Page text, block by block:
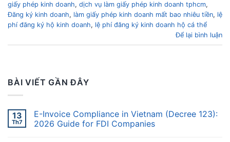
giấy phép kinh doanh, dịch vụ làm giấy phép kinh doanh tphcm,
Đăng ký kinh doanh, làm giấy phép kinh doanh mất bao nhiêu tiền, lệ
phí đăng ký hộ kinh doanh, lệ phí đăng ký kinh doanh hộ cá thể
Để lại bình luận
BÀI VIẾT GẦN ĐÂY
13
Th7
E-Invoice Compliance in Vietnam (Decree 123):
2026 Guide for FDI Companies